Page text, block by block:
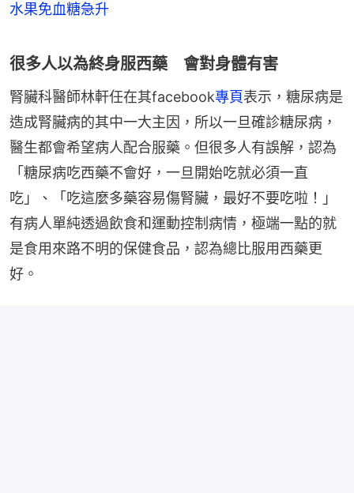
水果免血糖急升
很多人以為終身服西藥 會對身體有害
腎臟科醫師林軒任在其facebook專頁表示，糖尿病是
造成腎臟病的其中一大主因，所以一旦確診糖尿病，
醫生都會希望病人配合服藥。但很多人有誤解，認為
「糖尿病吃西藥不會好，一旦開始吃就必須一直
吃」、「吃這麼多藥容易傷腎臟，最好不要吃啦！」
有病人單純透過飲食和運動控制病情，極端一點的就
是食用來路不明的保健食品，認為總比服用西藥更
好。